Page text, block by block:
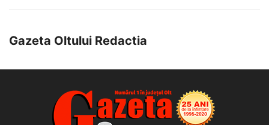
Gazeta Oltului Redactia